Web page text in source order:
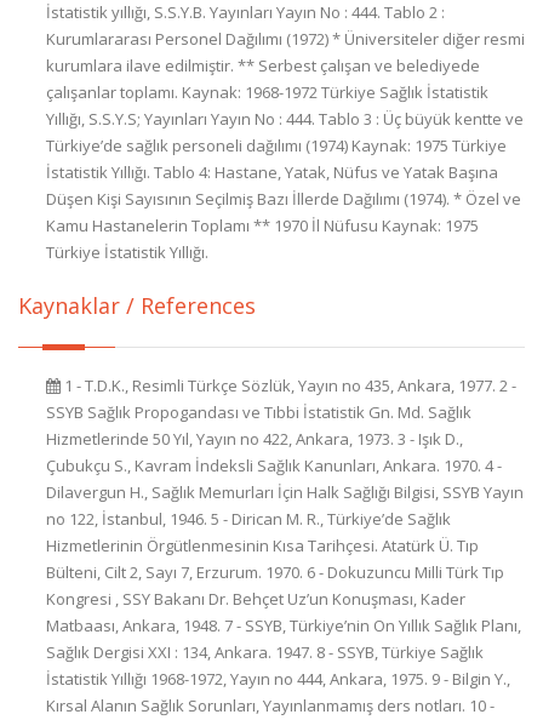
İstatistik yıllığı, S.S.Y.B. Yayınları Yayın No : 444. Tablo 2 :
Kurumlararası Personel Dağılımı (1972) * Üniversiteler diğer resmi
kurumlara ilave edilmiştir. ** Serbest çalışan ve belediyede
çalışanlar toplamı. Kaynak: 1968-1972 Türkiye Sağlık İstatistik
Yıllığı, S.S.Y.S; Yayınları Yayın No : 444. Tablo 3 : Üç büyük kentte ve
Türkiye’de sağlık personeli dağılımı (1974) Kaynak: 1975 Türkiye
İstatistik Yıllığı. Tablo 4: Hastane, Yatak, Nüfus ve Yatak Başına
Düşen Kişi Sayısının Seçilmiş Bazı İllerde Dağılımı (1974). * Özel ve
Kamu Hastanelerin Toplamı ** 1970 İl Nüfusu Kaynak: 1975
Türkiye İstatistik Yıllığı.
Kaynaklar / References
1 - T.D.K., Resimli Türkçe Sözlük, Yayın no 435, Ankara, 1977. 2 -
SSYB Sağlık Propogandası ve Tıbbi İstatistik Gn. Md. Sağlık
Hizmetlerinde 50 Yıl, Yayın no 422, Ankara, 1973. 3 - Işık D.,
Çubukçu S., Kavram İndeksli Sağlık Kanunları, Ankara. 1970. 4 -
Dilavergun H., Sağlık Memurları İçin Halk Sağlığı Bilgisi, SSYB Yayın
no 122, İstanbul, 1946. 5 - Dirican M. R., Türkiye’de Sağlık
Hizmetlerinin Örgütlenmesinin Kısa Tarihçesi. Atatürk Ü. Tıp
Bülteni, Cilt 2, Sayı 7, Erzurum. 1970. 6 - Dokuzuncu Milli Türk Tıp
Kongresi , SSY Bakanı Dr. Behçet Uz’un Konuşması, Kader
Matbaası, Ankara, 1948. 7 - SSYB, Türkiye’nin On Yıllık Sağlık Planı,
Sağlık Dergisi XXI : 134, Ankara. 1947. 8 - SSYB, Türkiye Sağlık
İstatistik Yıllığı 1968-1972, Yayın no 444, Ankara, 1975. 9 - Bilgin Y.,
Kırsal Alanın Sağlık Sorunları, Yayınlanmamış ders notları. 10 -